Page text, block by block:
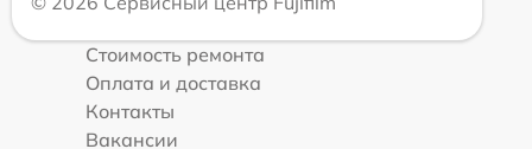
Стоимость ремонта
Оплата и доставка
Контакты
Вакансии